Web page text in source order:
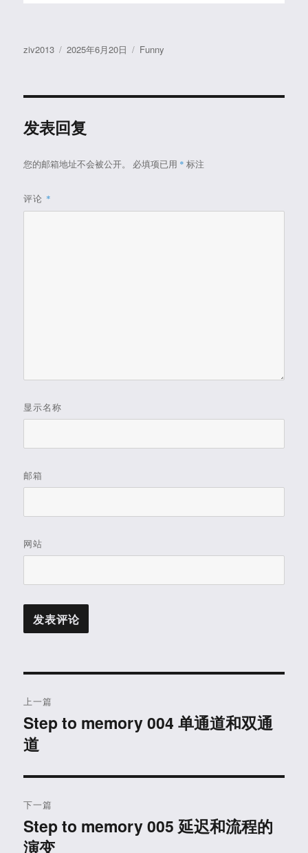
作
ziv2013
发
2025年6月20日
分
Funny
发表回复
您的邮箱地址不会被公开。 必填项已用 * 标注
评论 *
显示名称
邮箱
网站
章
导
航
上一篇
上
篇
章：
Step to memory 004 单通道和双通
道
下一篇
下
篇
Step to memory 005 延迟和流程的
演变